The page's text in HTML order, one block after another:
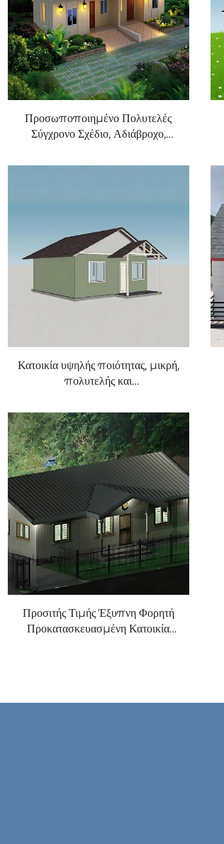
Προσωποποιημένο Πολυτελές
Σύγχρονο Σχέδιο, Αδιάβροχο,
Μονωμένο Kit Κατοικίας
Κατοικία υψηλής ποιότητας, μικρή,
πολυτελής και
αδιάβροχα χαρακτηριστικά για
σαλόνι, μπάνιο, κουζίνα, για
τουριστικούς προορισμούς
Προσιτής Τιμής Έξυπνη Φορητή
Προκατασκευασμένη Κατοικία